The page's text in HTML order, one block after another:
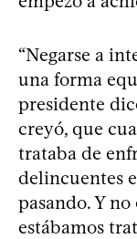
“Negarse a
una forma
presidente
creyó, que
trataba de
delincuentes
pasando. Y
estábamos